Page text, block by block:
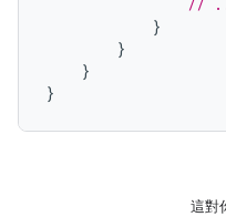
}
}
}
}
這對